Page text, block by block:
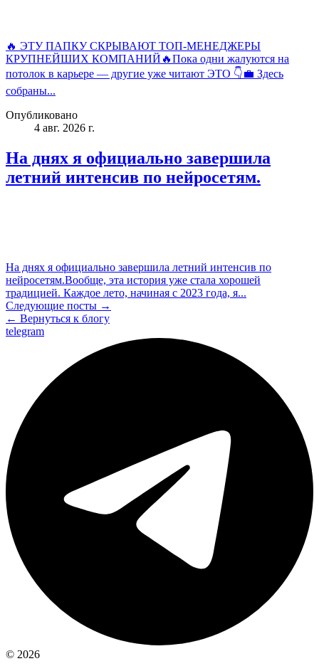
🔥 ЭТУ ПАПКУ СКРЫВАЮТ ТОП-МЕНЕДЖЕРЫ
КРУПНЕЙШИХ КОМПАНИЙ🔥Пока одни жалуются на
потолок в карьере — другие уже читают ЭТО 👇💼 Здесь
собраны...
Опубликовано
4 авг. 2026 г.
На днях я официально завершила
летний интенсив по нейросетям.
На днях я официально завершила летний интенсив по
нейросетям.Вообще, эта история уже стала хорошей
традицией. Каждое лето, начиная с 2023 года, я...
Следующие посты →
← Вернуться к блогу
telegram
© 2026